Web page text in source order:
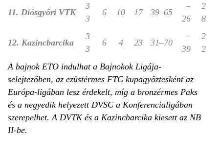
11. Diósgyőri VTK
3
3
6 10 17 39–65
–
26
2
8
12. Kazincbarcika
3
3
6 4 23 31–70
–
39
2
2
A bajnok ETO indulhat a Bajnokok Ligája-
selejtezőben, az ezüstérmes FTC kupagyőztesként az
Európa-ligában lesz érdekelt, míg a bronzérmes Paks
és a negyedik helyezett DVSC a Konferencialigában
szerepelhet. A DVTK és a Kazincbarcika kiesett az NB
II-be.